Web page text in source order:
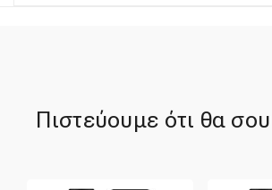
Πιστεύουμε ότι θα